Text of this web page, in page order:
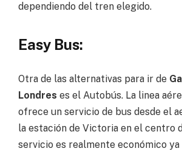
dependiendo del tren elegido.
Easy Bus:
Otra de las alternativas para ir de
Londres es el Autobús. La linea
ofrece un servicio de bus desde el
la estación de Victoria en el centro
servicio es realmente económico